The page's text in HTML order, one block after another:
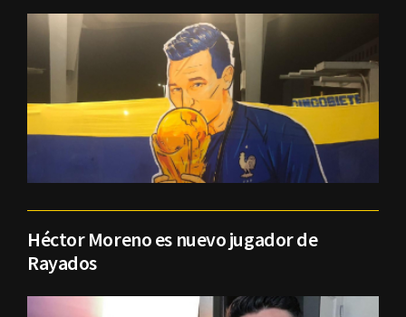
Héctor Moreno es nuevo jugador de
Rayados